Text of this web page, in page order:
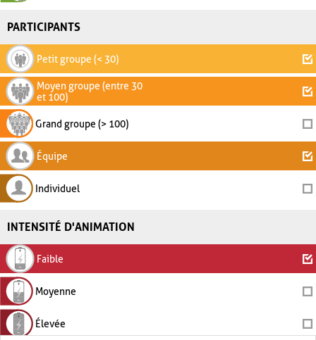
PARTICIPANTS
Petit groupe (< 30)
Moyen groupe (entre 30
et 100)
Grand groupe (> 100)
Équipe
Individuel
INTENSITÉ D'ANIMATION
Faible
Moyenne
Élevée